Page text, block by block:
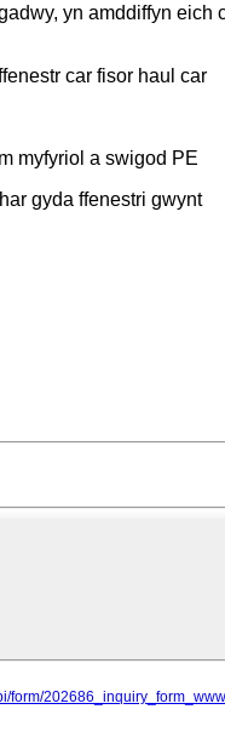
yn amddiffyn
car fisor haul car
myfyriol a swigod PE
gyda ffenestri gwynt